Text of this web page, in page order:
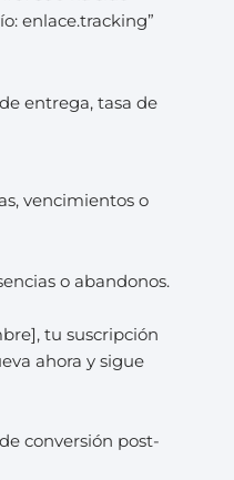
enlace.tracking”
entrega, tasa de
vencimientos o
o abandonos.
tu suscripción
ahora y sigue
conversión post-